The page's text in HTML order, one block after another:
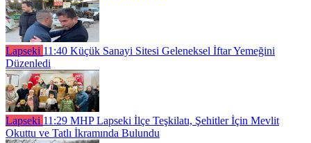
Lapseki 11:40 Küçük Sanayi Sitesi Geleneksel İftar Yemeğini
Düzenledi
Lapseki 11:29 MHP Lapseki İlçe Teşkilatı, Şehitler İçin Mevlit
Okuttu ve Tatlı İkramında Bulundu